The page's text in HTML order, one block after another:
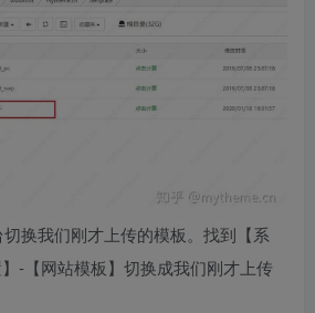
换我们刚才上传的模板。找到【系
-【网站模板】切换成我们刚才上传